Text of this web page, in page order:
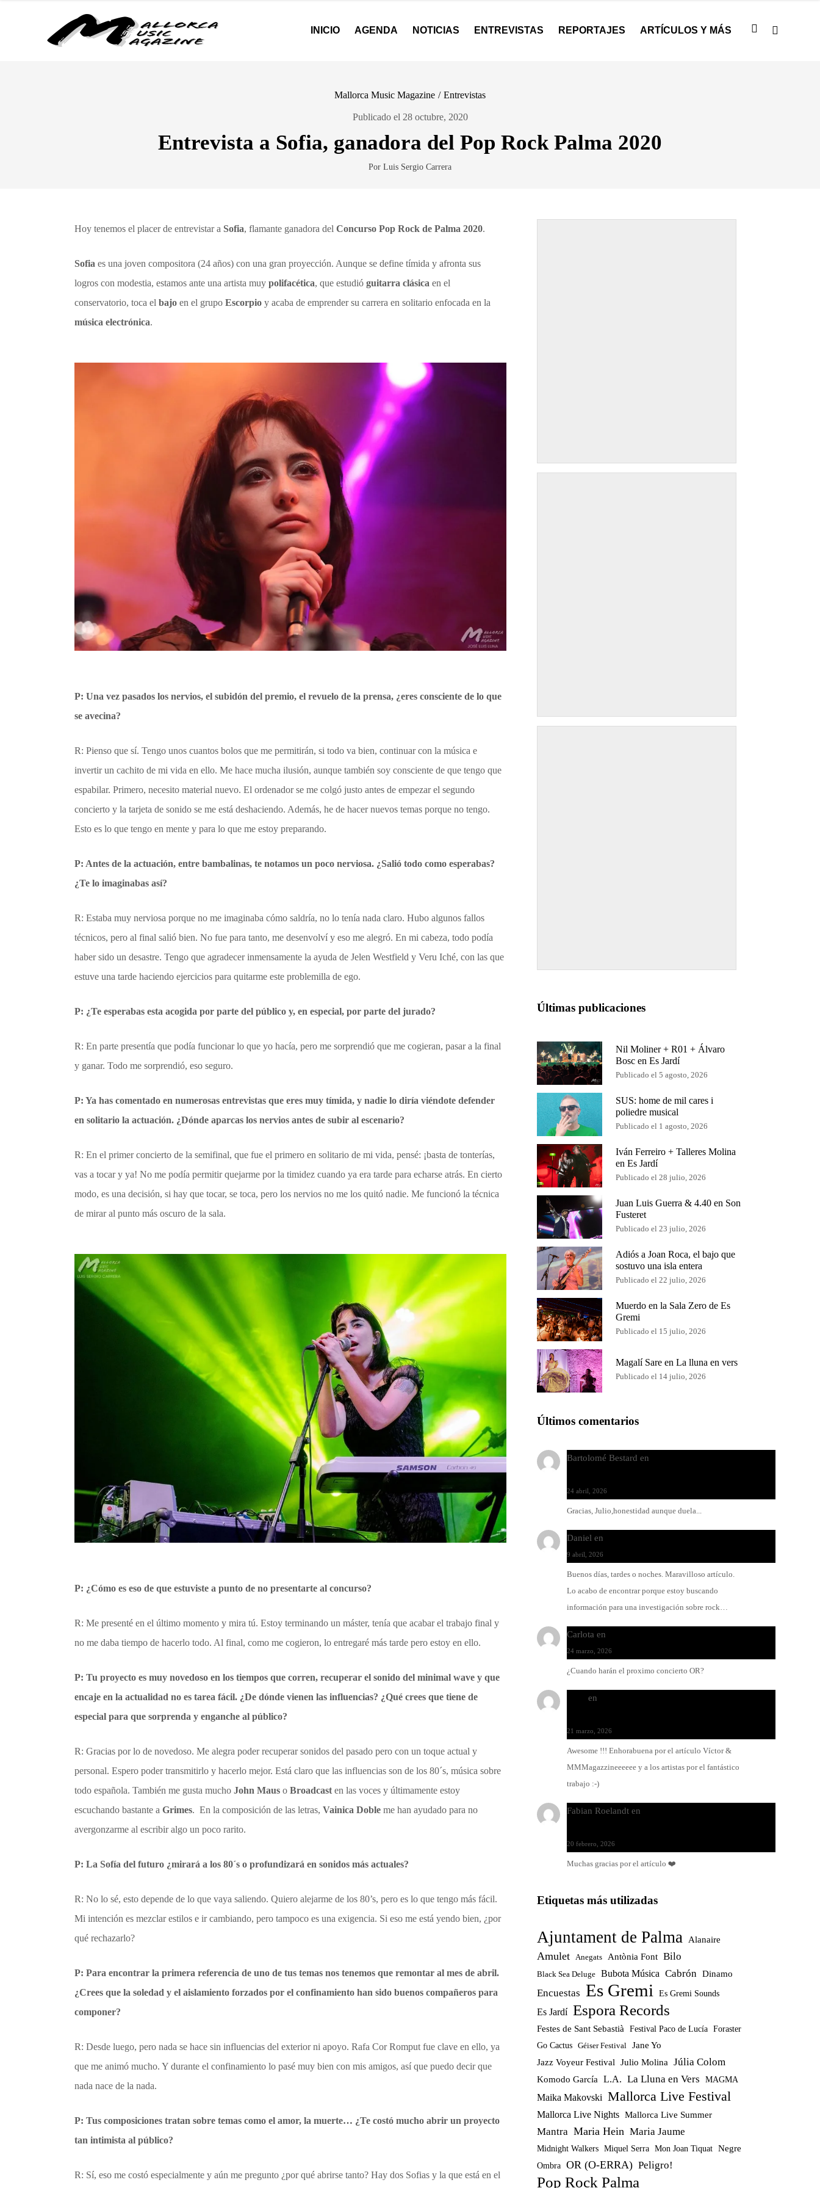
INICIO AGENDA NOTICIAS ENTREVISTAS REPORTAJES ARTÍCULOS Y MÁS
Mallorca Music Magazine / Entrevistas
Publicado el 28 octubre, 2020
Entrevista a Sofia, ganadora del Pop Rock Palma 2020
Por Luis Sergio Carrera
Hoy tenemos el placer de entrevistar a Sofia, flamante ganadora del Concurso Pop Rock de Palma 2020.
Sofia es una joven compositora (24 años) con una gran proyección. Aunque se define tímida y afronta sus
logros con modestia, estamos ante una artista muy polifacética, que estudió guitarra clásica en el
conservatorio, toca el bajo en el grupo Escorpio y acaba de emprender su carrera en solitario enfocada en la
música electrónica.
P: Una vez pasados los nervios, el subidón del premio, el revuelo de la prensa, ¿eres consciente de lo que
se avecina?
R: Pienso que sí. Tengo unos cuantos bolos que me permitirán, si todo va bien, continuar con la música e
invertir un cachito de mi vida en ello. Me hace mucha ilusión, aunque también soy consciente de que tengo que
espabilar. Primero, necesito material nuevo. El ordenador se me colgó justo antes de empezar el segundo
concierto y la tarjeta de sonido se me está deshaciendo. Además, he de hacer nuevos temas porque no tengo.
Esto es lo que tengo en mente y para lo que me estoy preparando.
P: Antes de la actuación, entre bambalinas, te notamos un poco nerviosa. ¿Salió todo como esperabas?
¿Te lo imaginabas así?
R: Estaba muy nerviosa porque no me imaginaba cómo saldría, no lo tenía nada claro. Hubo algunos fallos
técnicos, pero al final salió bien. No fue para tanto, me desenvolví y eso me alegró. En mi cabeza, todo podía
haber sido un desastre. Tengo que agradecer inmensamente la ayuda de Jelen Westfield y Veru Iché, con las que
estuve una tarde haciendo ejercicios para quitarme este problemilla de ego.
P: ¿Te esperabas esta acogida por parte del público y, en especial, por parte del jurado?
R: En parte presentía que podía funcionar lo que yo hacía, pero me sorprendió que me cogieran, pasar a la final
y ganar. Todo me sorprendió, eso seguro.
P: Ya has comentado en numerosas entrevistas que eres muy tímida, y nadie lo diría viéndote defender
en solitario la actuación. ¿Dónde aparcas los nervios antes de subir al escenario?
R: En el primer concierto de la semifinal, que fue el primero en solitario de mi vida, pensé: ¡basta de tonterías,
vas a tocar y ya! No me podía permitir quejarme por la timidez cuando ya era tarde para echarse atrás. En cierto
modo, es una decisión, si hay que tocar, se toca, pero los nervios no me los quitó nadie. Me funcionó la técnica
de mirar al punto más oscuro de la sala.
P: ¿Cómo es eso de que estuviste a punto de no presentarte al concurso?
R: Me presenté en el último momento y mira tú. Estoy terminando un máster, tenía que acabar el trabajo final y
no me daba tiempo de hacerlo todo. Al final, como me cogieron, lo entregaré más tarde pero estoy en ello.
P: Tu proyecto es muy novedoso en los tiempos que corren, recuperar el sonido del minimal wave y que
encaje en la actualidad no es tarea fácil. ¿De dónde vienen las influencias? ¿Qué crees que tiene de
especial para que sorprenda y enganche al público?
R: Gracias por lo de novedoso. Me alegra poder recuperar sonidos del pasado pero con un toque actual y
personal. Espero poder transmitirlo y hacerlo mejor. Está claro que las influencias son de los 80´s, música sobre
todo española. También me gusta mucho John Maus o Broadcast en las voces y últimamente estoy
escuchando bastante a Grimes. En la composición de las letras, Vainica Doble me han ayudado para no
avergonzarme al escribir algo un poco rarito.
P: La Sofía del futuro ¿mirará a los 80´s o profundizará en sonidos más actuales?
R: No lo sé, esto depende de lo que vaya saliendo. Quiero alejarme de los 80’s, pero es lo que tengo más fácil.
Mi intención es mezclar estilos e ir cambiando, pero tampoco es una exigencia. Si eso me está yendo bien, ¿por
qué rechazarlo?
P: Para encontrar la primera referencia de uno de tus temas nos tenemos que remontar al mes de abril.
¿Crees que la soledad y el aislamiento forzados por el confinamiento han sido buenos compañeros para
componer?
R: Desde luego, pero nada se hace sin influencias del exterior ni apoyo. Rafa Cor Romput fue clave en ello, ya
que me animó mucho. Y durante el confinamiento lo pasé muy bien con mis amigos, así que puedo decir que
nada nace de la nada.
P: Tus composiciones tratan sobre temas como el amor, la muerte… ¿Te costó mucho abrir un proyecto
tan intimista al público?
R: Sí, eso me costó especialmente y aún me pregunto ¿por qué abrirse tanto? Hay dos Sofias y la que está en el
Últimas publicaciones
Nil Moliner + R01 + Álvaro
Bosc en Es Jardí
Publicado el 5 agosto, 2026
SUS: home de mil cares i
poliedre musical
Publicado el 1 agosto, 2026
Iván Ferreiro + Talleres Molina
en Es Jardí
Publicado el 28 julio, 2026
Juan Luis Guerra & 4.40 en Son
Fusteret
Publicado el 23 julio, 2026
Adiós a Joan Roca, el bajo que
sostuvo una isla entera
Publicado el 22 julio, 2026
Muerdo en la Sala Zero de Es
Gremi
Publicado el 15 julio, 2026
Magalí Sare en La lluna en vers
Publicado el 14 julio, 2026
Últimos comentarios
Bartolomé Bestard en
24 abril, 2026
Gracias, Julio,honestidad aunque duela...
Daniel en
9 abril, 2026
Buenos días, tardes o noches. Maravilloso artículo.
Lo acabo de encontrar porque estoy buscando
información para una investigación sobre rock…
Carlota en
24 marzo, 2026
¿Cuando harán el proximo concierto OR?
en
21 marzo, 2026
Awesome !!! Enhorabuena por el artículo Víctor &
MMMagazzineeeeee y a los artistas por el fantástico
trabajo :-)
Fabian Roelandt en
20 febrero, 2026
Muchas gracias por el artículo ❤️
Etiquetas más utilizadas
Ajuntament de Palma Alanaire
Amulet Anegats Antònia Font Bilo
Black Sea Deluge Bubota Música Cabrón Dinamo
Encuestas Es Gremi Es Gremi Sounds
Es Jardí Espora Records
Festes de Sant Sebastià Festival Paco de Lucía Foraster
Go Cactus Géiser Festival Jane Yo
Jazz Voyeur Festival Julio Molina Júlia Colom
Komodo García L.A. La Lluna en Vers MAGMA
Maika Makovski Mallorca Live Festival
Mallorca Live Nights Mallorca Live Summer
Mantra Maria Hein Maria Jaume
Midnight Walkers Miquel Serra Mon Joan Tiquat Negre
Ombra OR (O-ERRA) Peligro!
Pop Rock Palma